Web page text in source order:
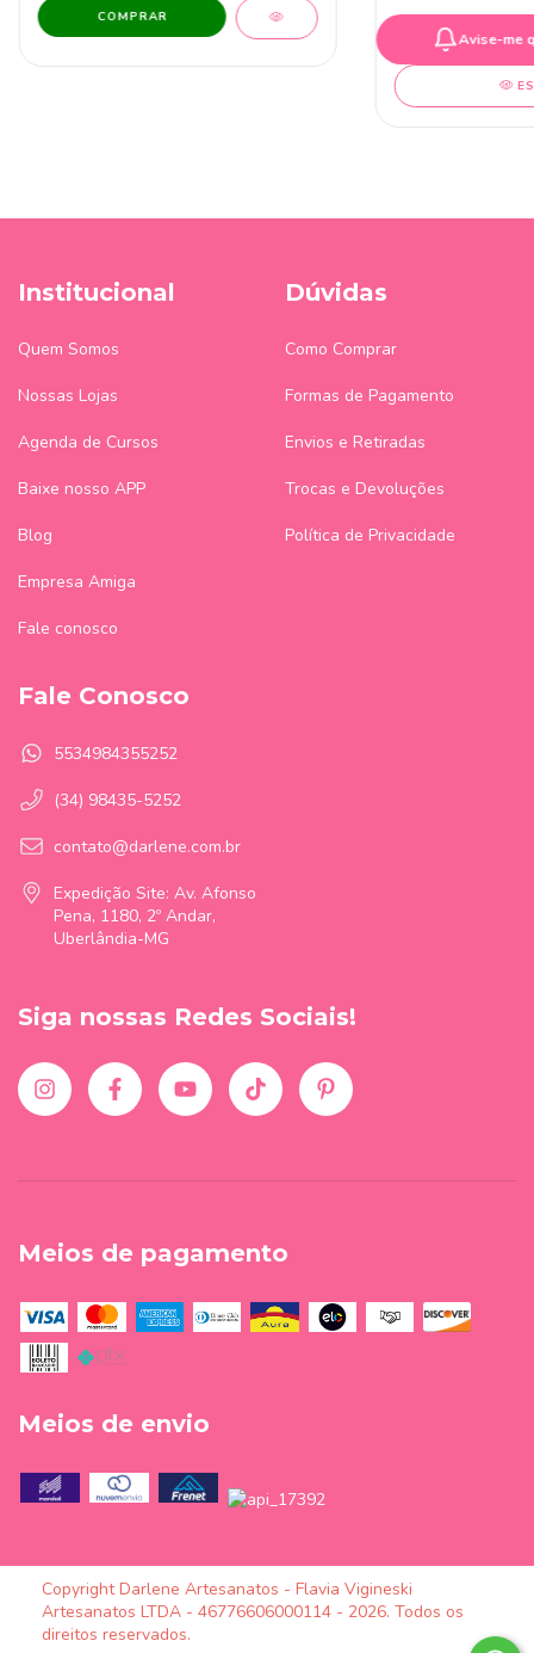
Avise-me
Institucional
Quem Somos
Nossas Lojas
Agenda de Cursos
Baixe nosso APP
Blog
Empresa Amiga
Fale conosco
Dúvidas
Como Comprar
Formas de Pagamento
Envios e Retiradas
Trocas e Devoluções
Política de Privacidade
Fale Conosco
5534984355252
(34) 98435-5252
contato@darlene.com.br
Expedição Site: Av. Afonso
Pena, 1180, 2º Andar,
Uberlândia-MG
Siga nossas Redes Sociais!
Meios de pagamento
Meios de envio
Copyright Darlene Artesanatos - Flavia Vigineski
Artesanatos LTDA - 46776606000114 - 2026. Todos os
direitos reservados.